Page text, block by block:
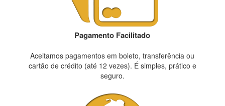
Pagamento Facilitado
Aceitamos pagamentos em boleto, transferência ou
cartão de crédito (até 12 vezes). É simples, prático e
seguro.